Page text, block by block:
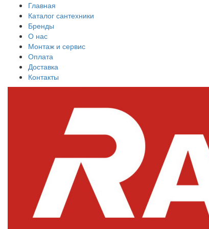
Главная
Каталог сантехники
Бренды
О нас
Монтаж и сервис
Оплата
Доставка
Контакты